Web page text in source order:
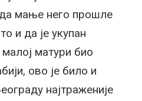
мање него прошле
и да је укупан
матури био
ово је било и
најтраженије